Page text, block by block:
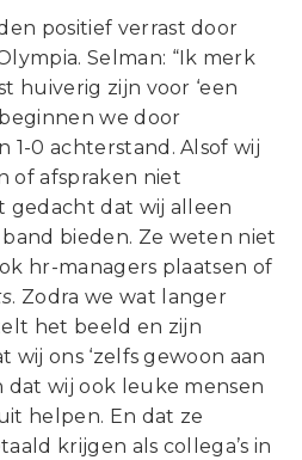
positief verrast door
Selman: “Ik merk
huiverig zijn voor ‘een
we door
1-0 achterstand. Alsof wij
of afspraken niet
gedacht dat wij alleen
bieden. Ze weten niet
hr-managers plaatsen of
. Zodra we wat langer
het beeld en zijn
wij ons ‘zelfs gewoon aan
dat wij ook leuke mensen
helpen. En dat ze
krijgen als collega’s in